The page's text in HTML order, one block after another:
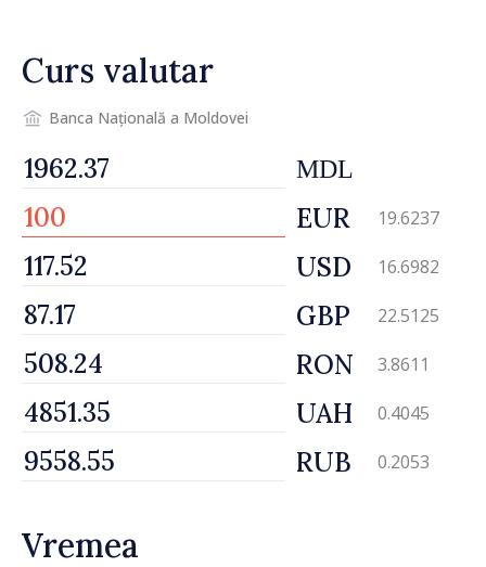
Curs valutar
Banca Națională a Moldovei
MDL
EUR 19.6237
USD 16.6982
GBP 22.5125
RON 3.8611
UAH 0.4045
RUB 0.2053
Vremea